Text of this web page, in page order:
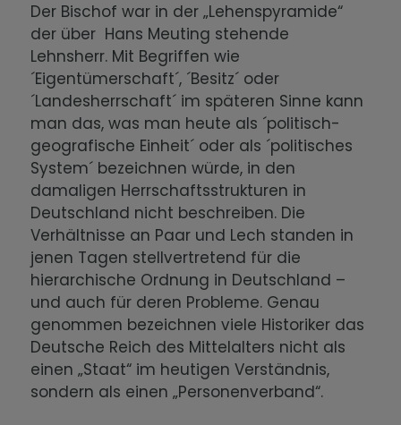
Das Kissing der Jesuiten
Kissing und sein berühmter und
umstrittener Held, der „deutsche
Robin Hood“
Zwischen Verharren und Aufbruch:
Das 19. Jahrhundert
Der Wandel im 20. Jahrhundert
Integration und Glaube
Die Kissinger Bevölkerung heute
Der Bischof war in der „Lehenspyramide“
der über Hans Meuting stehende
Lehnsherr. Mit Begriffen wie
´Eigentümerschaft´, ´Besitz´ oder
´Landesherrschaft´ im späteren Sinne kann
man das, was man heute als ´politisch-
geografische Einheit´ oder als ´politisches
System´ bezeichnen würde, in den
damaligen Herrschaftsstrukturen in
Deutschland nicht beschreiben. Die
Verhältnisse an Paar und Lech standen in
jenen Tagen stellvertretend für die
hierarchische Ordnung in Deutschland –
und auch für deren Probleme. Genau
genommen bezeichnen viele Historiker das
Deutsche Reich des Mittelalters nicht als
einen „Staat“ im heutigen Verständnis,
sondern als einen „Personenverband“.